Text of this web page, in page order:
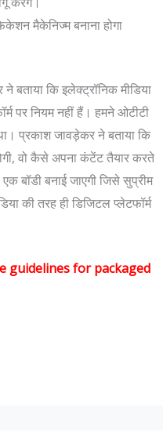
मैकेनिज्म बनाना होगा
बताया कि इलेक्ट्रॉनिक मीडिया
पर नियम नहीं हैं। हमने ओटीटी
प्रकाश जावड़ेकर ने बताया कि
वो कैसे अपना कंटेंट तैयार करते
बॉडी बनाई जाएगी जिसे सुप्रीम
की तरह ही डिजिटल प्लेटफॉर्म
guidelines for packaged